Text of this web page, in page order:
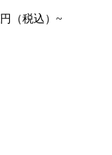
（税込）~